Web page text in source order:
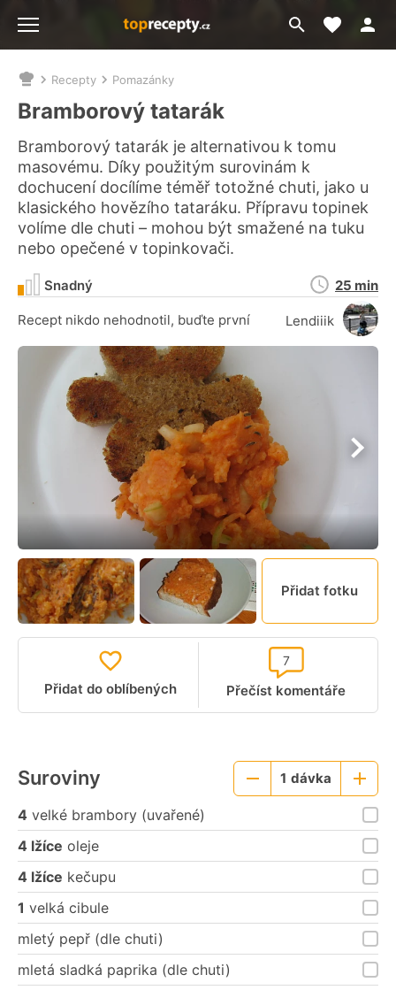
Přejít
na
Moje
Nacházíte
se
zde:
Recepty Pomazánky
Bramborový tatarák
Bramborový tatarák je alternativou k tomu
masovému. Díky použitým surovinám k
dochucení docílíme téměř totožné chuti, jako u
klasického hovězího tataráku. Přípravu topinek
volíme dle chuti – mohou být smažené na tuku
nebo opečené v topinkovači.
Recept nikdo nehodnotil, buďte první Lendiiik
Snadný
Doba
přípravy
25 min
Přidat fotku
Přidat do oblíbených Přečíst komentáře
7
Suroviny
Menší
1 dávka
Větší
porce
4 velké brambory (uvařené)
4 lžíce oleje
4 lžíce kečupu
1 velká cibule
mletý pepř (dle chuti)
mletá sladká paprika (dle chuti)